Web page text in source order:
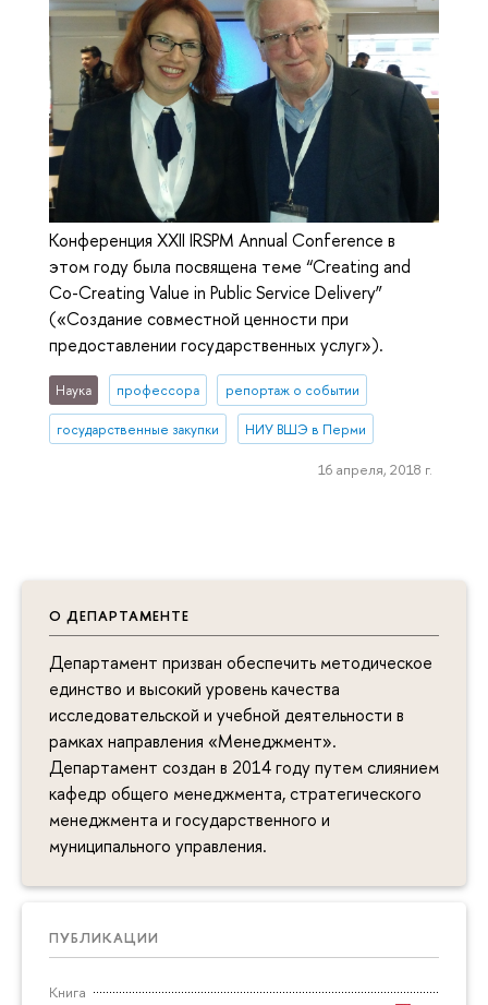
О ДЕПАРТАМЕНТЕ
Департамент призван обеспечить методическое
единство и высокий уровень качества
исследовательской и учебной деятельности в
рамках направления «Менеджмент».
Департамент создан в 2014 году путем слиянием
кафедр общего менеджмента, стратегического
менеджмента и государственного и
муниципального управления.
ПУБЛИКАЦИИ
Книга
Конференция XXII IRSPM Annual Conference в
этом году была посвящена теме “Creating and
Co-Creating Value in Public Service Delivery”
(«Создание совместной ценности при
предоставлении государственных услуг»).
Наука профессора репортаж о событии
государственные закупки НИУ ВШЭ в Перми
16 апреля, 2018 г.